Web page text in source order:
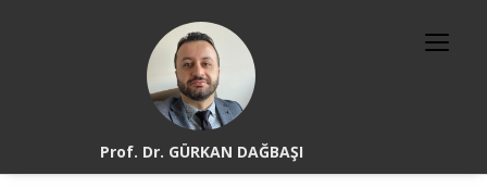
Prof. Dr. GÜRKAN DAĞBAŞI